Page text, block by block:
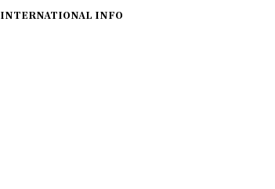
INTERNATIONAL INFO